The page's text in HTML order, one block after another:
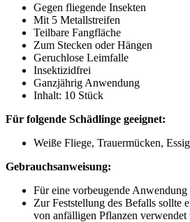
Gegen fliegende Insekten
Mit 5 Metallstreifen
Teilbare Fangfläche
Zum Stecken oder Hängen
Geruchlose Leimfalle
Insektizidfrei
Ganzjährig Anwendung
Inhalt: 10 Stück
Für folgende Schädlinge geeignet:
Weiße Fliege, Trauermücken,
Gebrauchsanweisung:
Für eine vorbeugende Anwendung
Zur Feststellung des Befalls sollte
von anfälligen Pflanzen verwendet